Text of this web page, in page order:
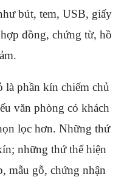
bút, tem, USB, giấy
đồng, chứng từ, hồ
phần kín chiếm chủ
văn phòng có khách
lọc hơn. Những thứ
những thứ thể hiện
mẫu gỗ, chứng nhận